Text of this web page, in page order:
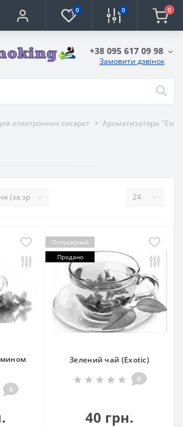
0 0 0
+38 095 617 09 98
Замовити дзвінок
електронних сигарет Ароматизатори
0
Популярний
Продано
Зелений чай (Exotic)
0
40 грн.